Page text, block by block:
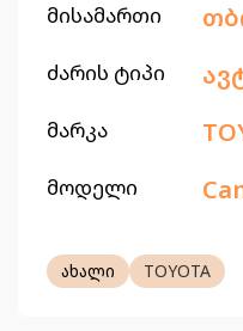
მისამართი
ძარის ტიპი
მარკა
მოდელი
ახალი TOYOTA